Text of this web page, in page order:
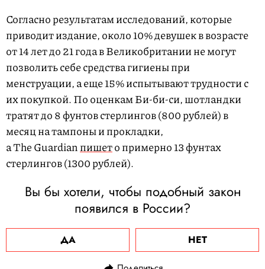
Согласно результатам исследований, которые
приводит издание, около 10% девушек в возрасте
от 14 лет до 21 года в Великобритании не могут
позволить себе средства гигиены при
менструации, а еще 15% испытывают трудности с
их покупкой. По оценкам Би-би-си, шотландки
тратят до 8 фунтов стерлингов (800 рублей) в
месяц на тампоны и прокладки,
а The Guardianпишето примерно 13 фунтах
стерлингов (1300 рублей).
Вы бы хотели, чтобы подобный закон
появился в России?
ДА НЕТ